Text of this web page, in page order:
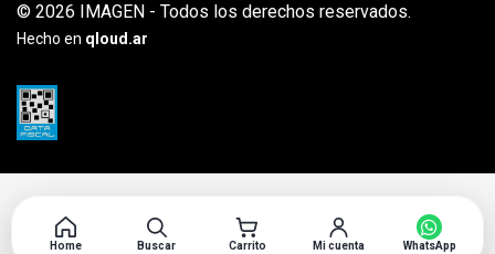
© 2026 IMAGEN - Todos los derechos reservados.
Hecho en qloud.ar
Home Buscar Carrito Mi cuenta